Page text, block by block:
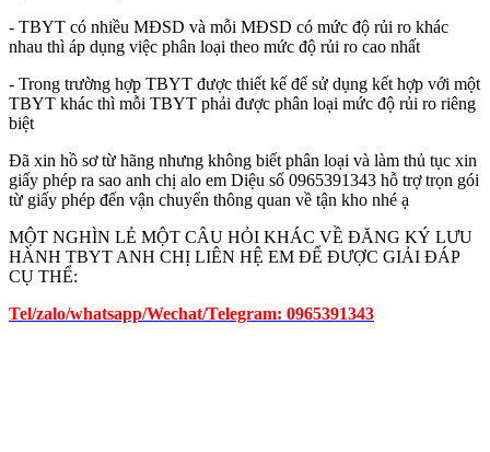
- TBYT có nhiều MĐSD và mỗi MĐSD có mức độ rủi ro khác
nhau thì áp dụng việc phân loại theo mức độ rủi ro cao nhất
- Trong trường hợp TBYT được thiết kế để sử dụng kết hợp với một
TBYT khác thì mỗi TBYT phải được phân loại mức độ rủi ro riêng
biệt
Đã xin hồ sơ từ hãng nhưng không biết phân loại và làm thủ tục xin
giấy phép ra sao anh chị alo em Diệu số 0965391343 hỗ trợ trọn gói
từ giấy phép đến vận chuyển thông quan về tận kho nhé ạ
MỘT NGHÌN LẺ MỘT CÂU HỎI KHÁC VỀ ĐĂNG KÝ LƯU
HÀNH TBYT ANH CHỊ LIÊN HỆ EM ĐỂ ĐƯỢC GIẢI ĐÁP
CỤ THỂ:
Tel/zalo/whatsapp/Wechat/Telegram: 0965391343